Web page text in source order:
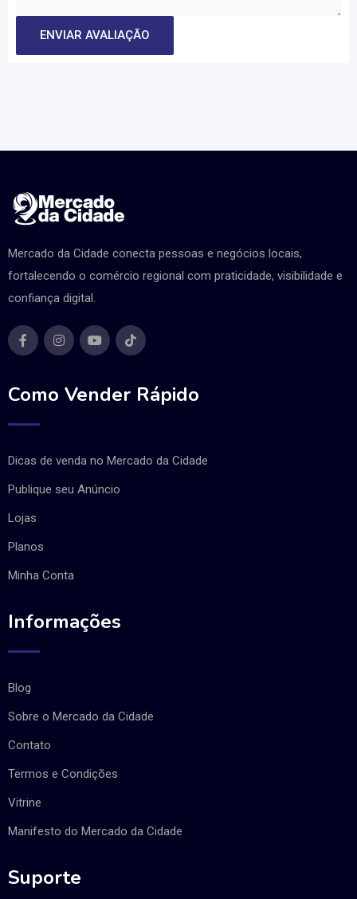
Mercado da Cidade conecta pessoas e negócios locais,
fortalecendo o comércio regional com praticidade, visibilidade e
confiança digital.
Como Vender Rápido
Dicas de venda no Mercado da Cidade
Publique seu Anúncio
Lojas
Planos
Minha Conta
Informações
Blog
Sobre o Mercado da Cidade
Contato
Termos e Condições
Vitrine
Manifesto do Mercado da Cidade
Suporte